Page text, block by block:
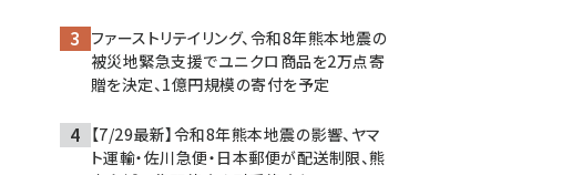
ファーストリテイリング、令和8年熊本地震の
被災地緊急支援でユニクロ商品を2万点寄
贈を決定、1億円規模の寄付を予定
【7/29最新】令和8年熊本地震の影響、ヤマ
ト運輸・佐川急便・日本郵便が配送制限、熊